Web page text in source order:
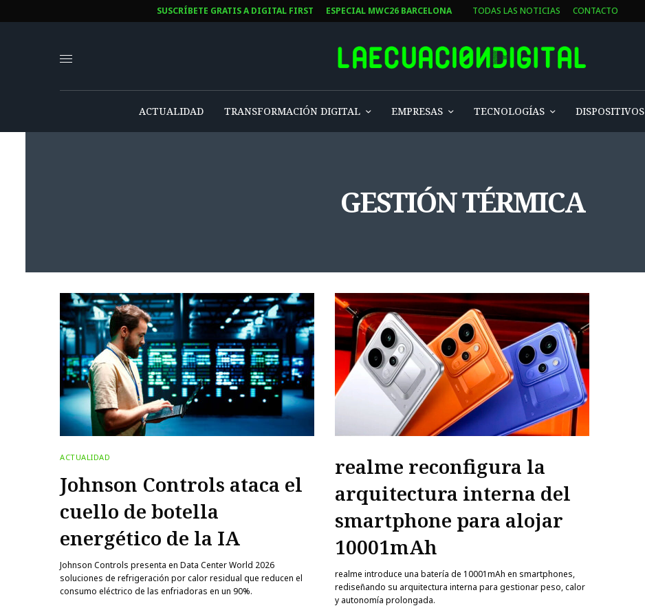
SUSCRÍBETE GRATIS A DIGITAL FIRST ESPECIAL MWC26 BARCELONA TODAS LAS NOTICIAS CONTACTO
ACTUALIDAD TRANSFORMACIÓN DIGITAL EMPRESAS TECNOLOGÍAS DISPOSITIVOS
GESTIÓN TÉRMICA
ACTUALIDAD
Johnson Controls ataca el
cuello de botella
energético de la IA
Johnson Controls presenta en Data Center World 2026
soluciones de refrigeración por calor residual que reducen el
consumo eléctrico de las enfriadoras en un 90%.
realme reconfigura la
arquitectura interna del
smartphone para alojar
10001mAh
realme introduce una batería de 10001mAh en smartphones,
rediseñando su arquitectura interna para gestionar peso, calor
y autonomía prolongada.